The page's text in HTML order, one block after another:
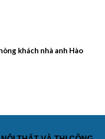
khách nhà anh Hào